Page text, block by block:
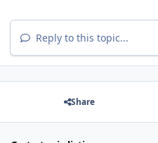
Reply to this topic...
Share